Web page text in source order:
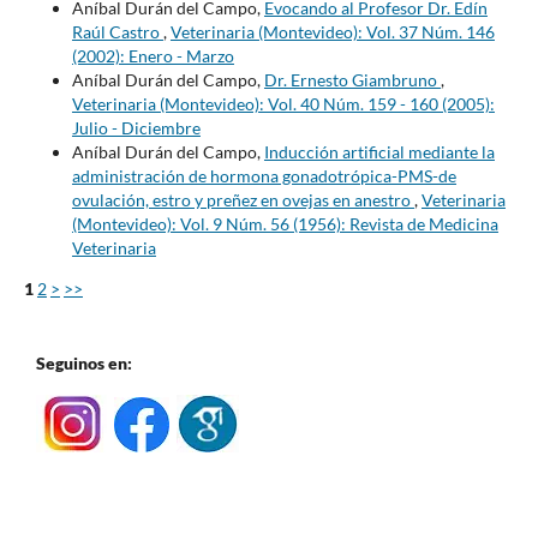
Aníbal Durán del Campo, Evocando al Profesor Dr. Edín
Raúl Castro,Veterinaria (Montevideo): Vol. 37 Núm. 146
(2002): Enero - Marzo
Aníbal Durán del Campo, Dr. Ernesto Giambruno,
Veterinaria (Montevideo): Vol. 40 Núm. 159 - 160 (2005):
Julio - Diciembre
Aníbal Durán del Campo, Inducción artificial mediante la
administración de hormona gonadotrópica-PMS-de
ovulación, estro y preñez en ovejas en anestro,Veterinaria
(Montevideo): Vol. 9 Núm. 56 (1956): Revista de Medicina
Veterinaria
1 2 > >>
Seguinos en: